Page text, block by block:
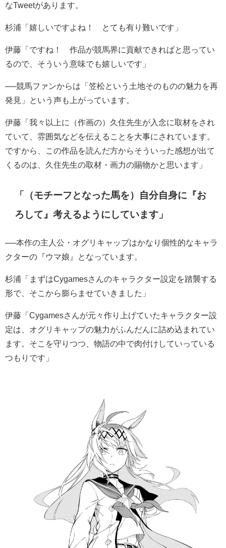
なTweetがあります。
杉浦「嬉しいですよね！ とても有り難いです」
伊藤「ですね！ 作品が競馬界に貢献できればと思ってい
るので、そういう意味でも嬉しいです」
──競馬ファンからは「笠松という土地そのものの魅力を再
発見」という声も上がっています。
伊藤「我々以上に（作画の）久住先生が入念に取材をされ
ていて、雰囲気などを伝えることを大事にされています。
ですから、この作品を読んだ方からそういった感想が出て
くるのは、久住先生の取材・画力の賜物かと思います」
「（モチーフとなった馬を）自分自身に『お
ろして』考えるようにしています」
──本作の主人公・オグリキャップはかなり個性的なキャラ
クターの『ウマ娘』となっています。
杉浦「まずはCygamesさんのキャラクター設定を踏襲する
形で、そこから膨らませていきました」
伊藤「Cygamesさんが元々作り上げていたキャラクター設
定は、オグリキャップの魅力がふんだんに詰め込まれてい
ます。そこを守りつつ、物語の中で肉付けしていっている
つもりです」